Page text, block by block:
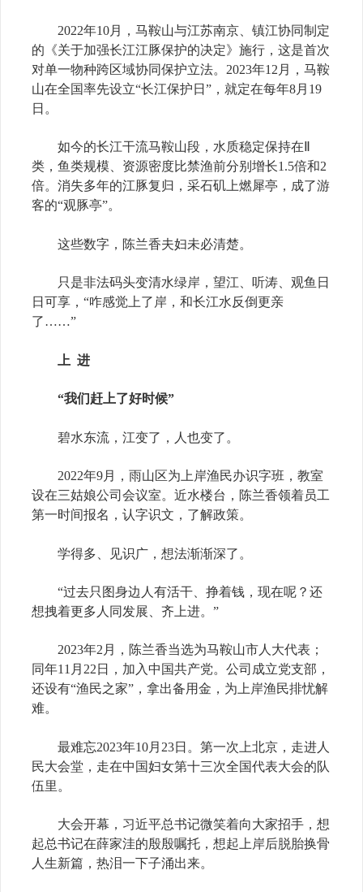
2022年10月，马鞍山与江苏南京、镇江协同制定
的《关于加强长江江豚保护的决定》施行，这是首次
对单一物种跨区域协同保护立法。2023年12月，马鞍
山在全国率先设立“长江保护日”，就定在每年8月19
日。
如今的长江干流马鞍山段，水质稳定保持在Ⅱ
类，鱼类规模、资源密度比禁渔前分别增长1.5倍和2
倍。消失多年的江豚复归，采石矶上燃犀亭，成了游
客的“观豚亭”。
这些数字，陈兰香夫妇未必清楚。
只是非法码头变清水绿岸，望江、听涛、观鱼日
日可享，“咋感觉上了岸，和长江水反倒更亲
了……”
上 进
“我们赶上了好时候”
碧水东流，江变了，人也变了。
2022年9月，雨山区为上岸渔民办识字班，教室
设在三姑娘公司会议室。近水楼台，陈兰香领着员工
第一时间报名，认字识文，了解政策。
学得多、见识广，想法渐渐深了。
“过去只图身边人有活干、挣着钱，现在呢？还
想拽着更多人同发展、齐上进。”
2023年2月，陈兰香当选为马鞍山市人大代表；
同年11月22日，加入中国共产党。公司成立党支部，
还设有“渔民之家”，拿出备用金，为上岸渔民排忧解
难。
最难忘2023年10月23日。第一次上北京，走进人
民大会堂，走在中国妇女第十三次全国代表大会的队
伍里。
大会开幕，习近平总书记微笑着向大家招手，想
起总书记在薛家洼的殷殷嘱托，想起上岸后脱胎换骨
人生新篇，热泪一下子涌出来。